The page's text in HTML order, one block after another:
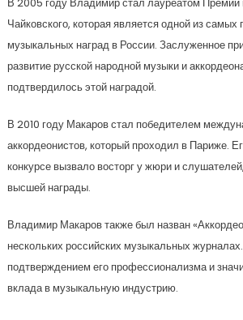
В 2005 году Владимир стал лауреатом
Чайковского, которая является одной из самых
музыкальных наград в России. Заслуженное
развитие русской народной музыки и
подтвердилось этой наградой.
В 2010 году Макаров стал победителем
аккордеонистов, который проходил в Париже.
конкурсе вызвало восторг у жюри и
высшей награды.
Владимир Макаров также был назван
нескольких российских музыкальных
подтверждением его профессионализма и
вклада в музыкальную индустрию.